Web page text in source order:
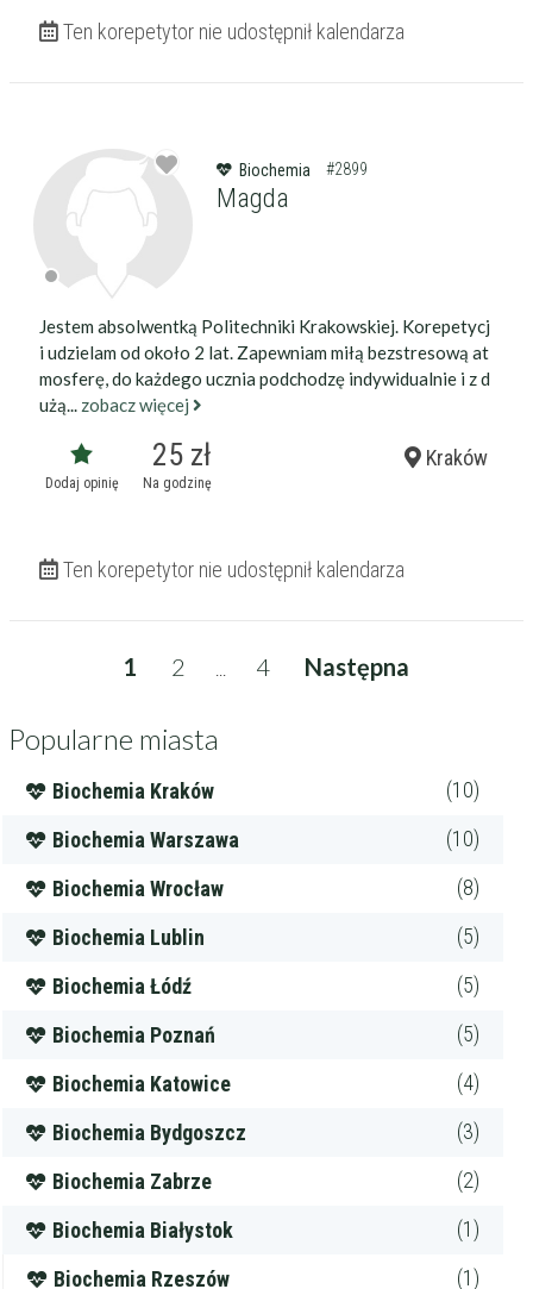
Ten korepetytor nie udostępnił kalendarza
Biochemia #2899
Magda
Jestem absolwentką Politechniki Krakowskiej. Korepetycj
i udzielam od około 2 lat. Zapewniam miłą bezstresową at
mosferę, do każdego ucznia podchodzę indywidualnie i z d
użą... zobacz więcej
Dodaj opinię
25 zł
Na godzinę
Kraków
Ten korepetytor nie udostępnił kalendarza
1 2 ... 4 Następna
Popularne miasta
Biochemia Kraków (10)
Biochemia Warszawa (10)
Biochemia Wrocław (8)
Biochemia Lublin (5)
Biochemia Łódź (5)
Biochemia Poznań (5)
Biochemia Katowice (4)
Biochemia Bydgoszcz (3)
Biochemia Zabrze (2)
Biochemia Białystok (1)
Biochemia Rzeszów (1)